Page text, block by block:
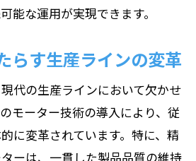
能な運用が実現できます。
らす生産ラインの変革
代の生産ラインにおいて欠かせ
モーター技術の導入により、従
に変革されています。特に、精
ーは、一貫した製品品質の維持